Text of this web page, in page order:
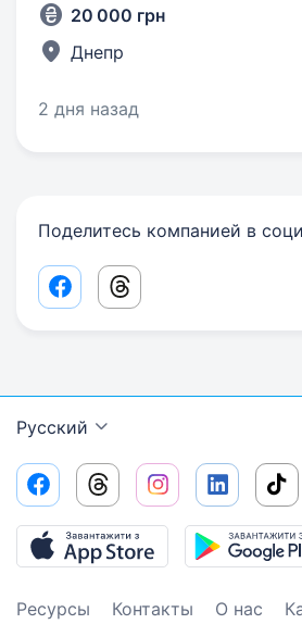
20 000 грн
Днепр
2 дня назад
Поделитесь компанией в
Facebook share link
Threads share link
Русский
Ресурсы Контакты О нас